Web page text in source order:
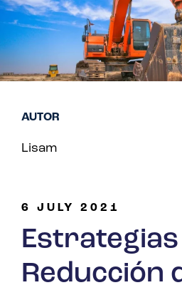
6 JULY 2021
Estrategias
Reducción
AUTOR
Lisam